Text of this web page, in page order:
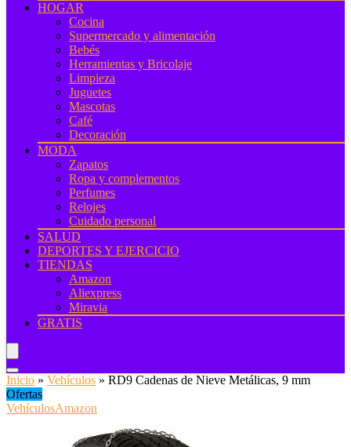
HOGAR
Cocina
Supermercado y alimentación
Bebés
Herramientas y Bricolaje
Limpieza
Juguetes
Mascotas
Café
Decoración
MODA
Zapatos
Ropa y complementos
Perfumes
Relojes
Cuidado personal
SALUD
DEPORTES Y EJERCICIO
TIENDAS
Amazon
Aliexpress
Miravia
GRATIS
Inicio » Vehículos » RD9 Cadenas de Nieve Metálicas, 9 mm
Ofertas
VehículosAmazon